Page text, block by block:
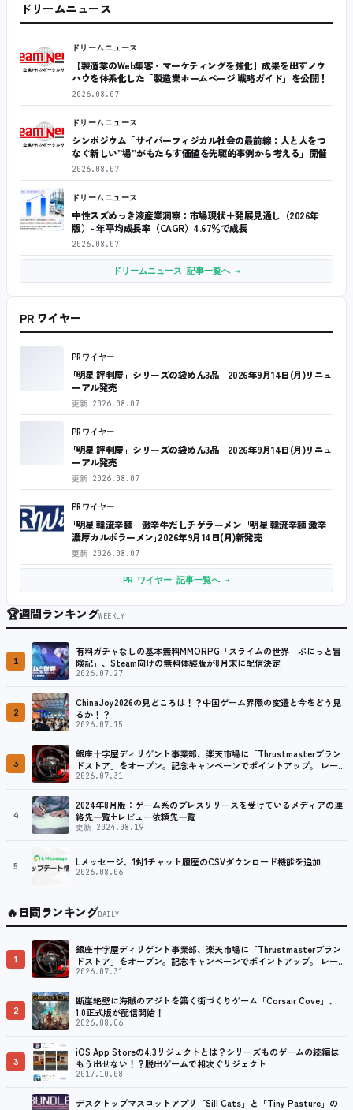
ドリームニュース
ドリームニュース
【製造業のWeb集客・マーケティングを強化】成果を出すノウ
ハウを体系化した「製造業ホームページ 戦略ガイド」を公開！
2026.08.07
ドリームニュース
シンポジウム「サイバーフィジカル社会の最前線：人と人をつ
なぐ新しい”場”がもたらす価値を先駆的事例から考える」開催
2026.08.07
ドリームニュース
中性スズめっき液産業洞察：市場現状＋発展見通し（2026年
版）- 年平均成長率（CAGR）4.67％で成長
2026.08.07
ドリームニュース 記事一覧へ →
PR ワイヤー
PRワイヤー
｢明星 評判屋」シリーズの袋めん3品 2026年9月14日(月)リニュ
ーアル発売
更新 2026.08.07
PRワイヤー
｢明星 評判屋」シリーズの袋めん3品 2026年9月14日(月)リニュ
ーアル発売
更新 2026.08.07
PRワイヤー
｢明星 韓流辛麺 激辛牛だしチゲラーメン｣｢明星 韓流辛麺 激辛
濃厚カルボラーメン｣2026年9月14日(月)新発売
更新 2026.08.07
PR ワイヤー 記事一覧へ →
🏆週間ランキングWEEKLY
1
有料ガチャなしの基本無料MMORPG「スライムの世界 ぷにっと冒
険記」、Steam向けの無料体験版が8月末に配信決定
2026.07.27
2
ChinaJoy2026の見どころは！？中国ゲーム界隈の変遷と今をどう見
るか！？
2026.07.15
3
銀座十字屋ディリゲント事業部、楽天市場に「Thrustmasterブラン
ドストア」をオープン。記念キャンペーンでポイントアップ。 レーシ
ング／フライトシム向けコントローラーを中心に、幅広くラインナッ
2026.07.31
4
2024年8月版：ゲーム系のプレスリリースを受けているメディアの連
絡先一覧+レビュー依頼先一覧
更新 2024.08.19
5 Lメッセージ、1対1チャット履歴のCSVダウンロード機能を追加
2026.08.06
🔥日間ランキングDAILY
1
銀座十字屋ディリゲント事業部、楽天市場に「Thrustmasterブラン
ドストア」をオープン。記念キャンペーンでポイントアップ。 レーシ
ング／フライトシム向けコントローラーを中心に、幅広くラインナッ
2026.07.31
2
断崖絶壁に海賊のアジトを築く街づくりゲーム「Corsair Cove」、
1.0正式版が配信開始！
2026.08.06
3
iOS App Storeの4.3リジェクトとは？シリーズものゲームの続編は
もう出せない！？脱出ゲームで相次ぐリジェクト
2017.10.08
デスクトップマスコットアプリ「Sill Cats」と「Tiny Pasture」の